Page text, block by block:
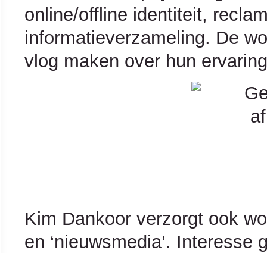
online/offline identiteit,
informatieverzameling. De
vlog maken over hun
Kim Dankoor verzorgt ook
en ‘nieuwsmedia’. Interesse